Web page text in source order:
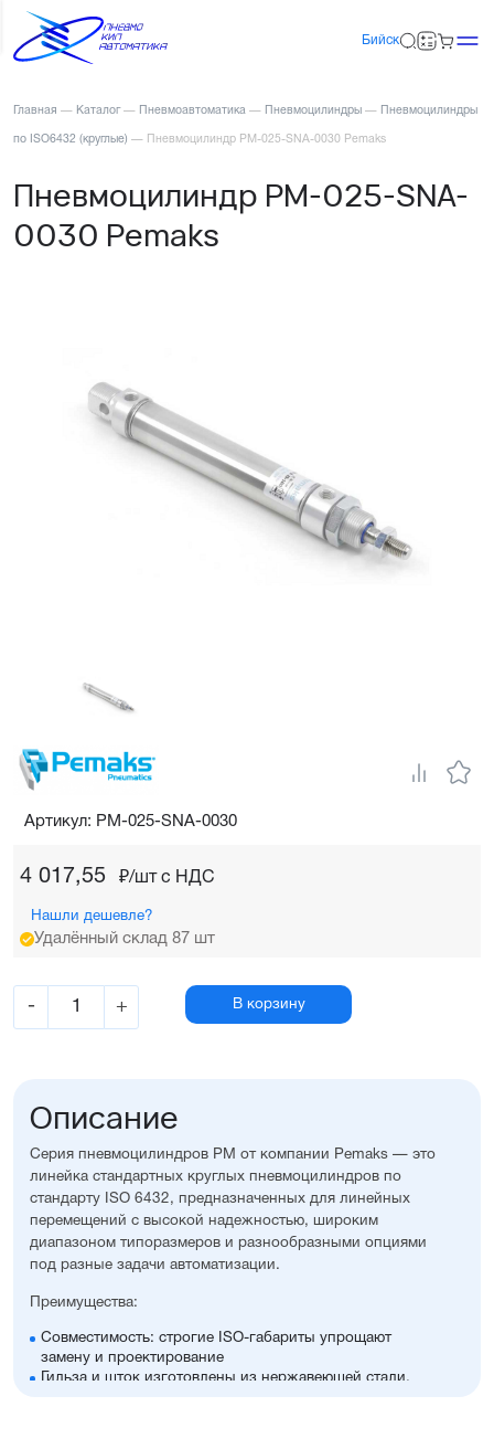
Бийск
Главная — Каталог — Пневмоавтоматика — Пневмоцилиндры — Пневмоцилиндры
по ISO6432 (круглые) — Пневмоцилиндр PM-025-SNA-0030 Pemaks
Пневмоцилиндр PM-025-SNA-
0030 Pemaks
4 017,55 ₽/шт c НДС
Нашли дешевле?
Удалённый склад 87 шт
- + В корзину
Артикул: PM-025-SNA-0030
Описание
Серия пневмоцилиндров PM от компании Pemaks — это
линейка стандартных круглых пневмоцилиндров по
стандарту ISO 6432, предназначенных для линейных
перемещений с высокой надежностью, широким
диапазоном типоразмеров и разнообразными опциями
под разные задачи автоматизации.
Преимущества:
Совместимость: строгие ISO-габариты упрощают
замену и проектирование
Гильза и шток изготовлены из нержавеющей стали,